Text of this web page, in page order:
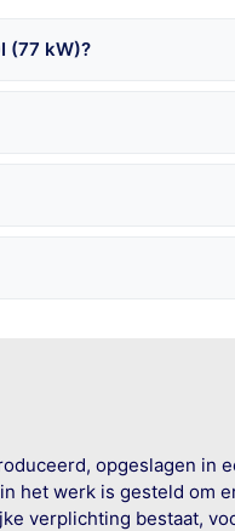
(77 kW)?
opgeslagen in
het werk is gesteld om
verplichting bestaat,